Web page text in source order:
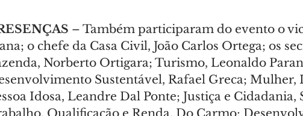
– Também participaram do evento o
o chefe da Casa Civil, João Carlos Ortega; os
Norberto Ortigara; Turismo, Leonaldo
Sustentável, Rafael Greca; Mulher,
Idosa, Leandre Dal Ponte; Justiça e Cidadania,